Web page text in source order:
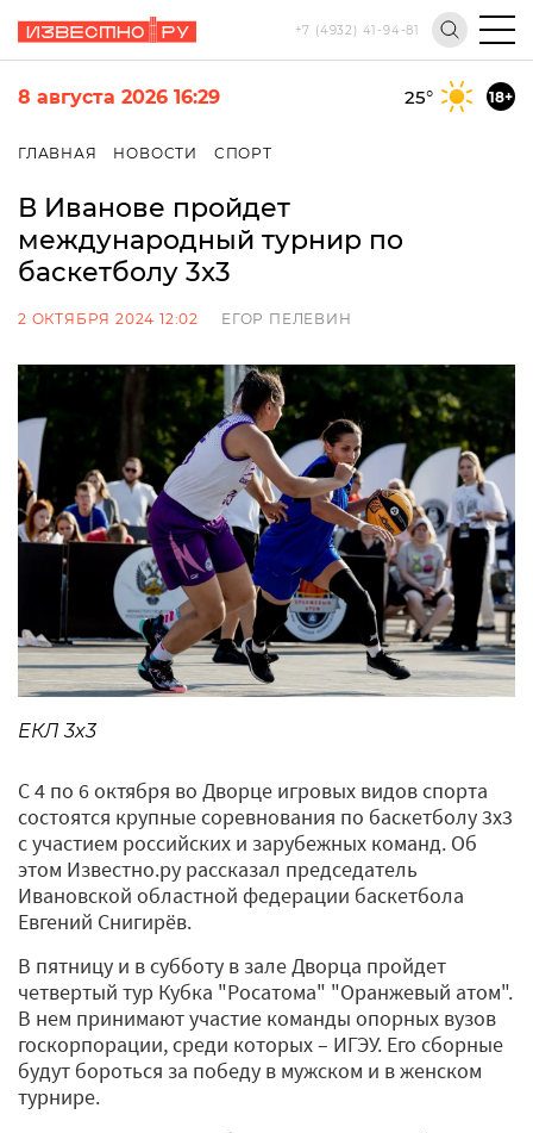
+7 (4932) 41-94-81
8 августа 2026 16:29 25° 18+
ГЛАВНАЯ НОВОСТИ СПОРТ
В Иванове пройдет
международный турнир по
баскетболу 3x3
2 ОКТЯБРЯ 2024 12:02 ЕГОР ПЕЛЕВИН
ЕКЛ 3x3
С 4 по 6 октября во Дворце игровых видов спорта
состоятся крупные соревнования по баскетболу 3x3
с участием российских и зарубежных команд. Об
этом Известно.ру рассказал председатель
Ивановской областной федерации баскетбола
Евгений Снигирёв.
В пятницу и в субботу в зале Дворца пройдет
четвертый тур Кубка "Росатома" "Оранжевый атом".
В нем принимают участие команды опорных вузов
госкорпорации, среди которых – ИГЭУ. Его сборные
будут бороться за победу в мужском и в женском
турнире.